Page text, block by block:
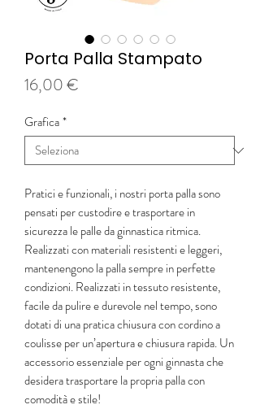
Porta Palla Stampato
16,00 €
Grafica*
Pratici e funzionali, i nostri porta palla sono
pensati per custodire e trasportare in
sicurezza le palle da ginnastica ritmica.
Realizzati con materiali resistenti e leggeri,
mantenengono la palla sempre in perfette
condizioni. Realizzati in tessuto resistente,
facile da pulire e durevole nel tempo, sono
dotati di una pratica chiusura con cordino a
coulisse per un’apertura e chiusura rapida. Un
accessorio essenziale per ogni ginnasta che
desidera trasportare la propria palla con
comodità e stile!